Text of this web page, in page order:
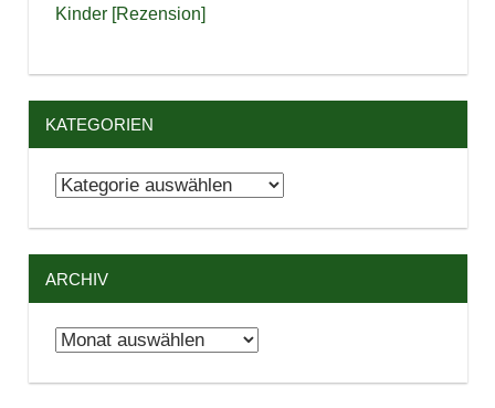
Kinder [Rezension]
KATEGORIEN
Kategorien
ARCHIV
Archiv